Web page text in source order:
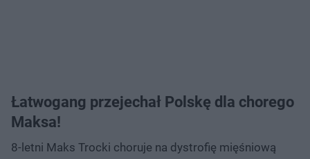
Łatwogang przejechał Polskę dla chorego
Maksa!
8-letni Maks Trocki choruje na dystrofię mięśniową